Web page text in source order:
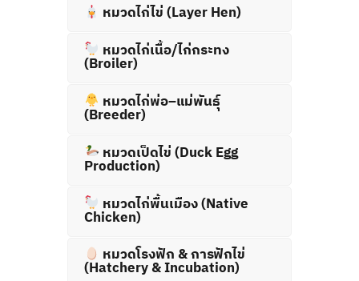
หมวดไก่ไข่ (Layer Hen)
หมวดไก่เนื้อ/ไก่กระทง
(Broiler)
หมวดไก่พ่อ–แม่พันธุ์
(Breeder)
หมวดเป็ดไข่ (Duck Egg
Production)
หมวดไก่พื้นเมือง (Native
Chicken)
หมวดโรงฟัก & การฟักไข่
(Hatchery & Incubation)